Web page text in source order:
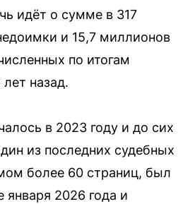
идёт о сумме в 317
и 15,7 миллионов
по итогам
назад.
в 2023 году и до сих
из последних судебных
более 60 страниц, был
января 2026 года и